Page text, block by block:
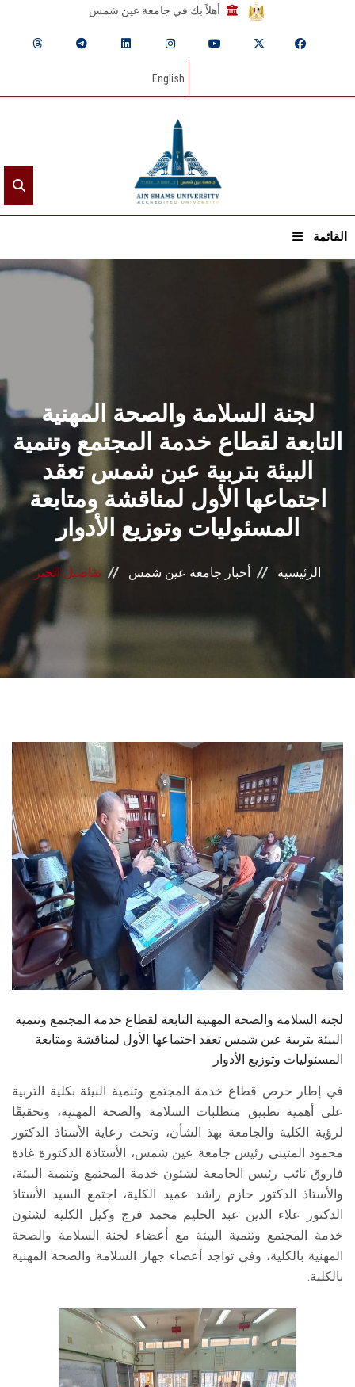
أهلاً بك في جامعة عين شمس
English
القائمة
الشئون الأكاديمية
البحث العلمي
الرعاية الصحية
المراكز والوحدات
الأنظمة الذكية
الإعلام
تواصل معنا
هيئة التدريس
الدراسات العليا
الخريجين
الموظفون
الزائـرون
سجل الان
لجنة السلامة والصحة المهنية
التابعة لقطاع خدمة المجتمع وتنمية
البيئة بتربية عين شمس تعقد
اجتماعها الأول لمناقشة ومتابعة
المسئوليات وتوزيع الأدوار
الرئيسية أخبار جامعة عين شمس تفاصيل الخبر
لجنة السلامة والصحة المهنية التابعة لقطاع خدمة المجتمع وتنمية
البيئة بتربية عين شمس تعقد اجتماعها الأول لمناقشة ومتابعة
المسئوليات وتوزيع الأدوار
في إطار حرص قطاع خدمة المجتمع وتنمية البيئة بكلية التربية
على أهمية تطبيق متطلبات السلامة والصحة المهنية، وتحقيقًا
لرؤية الكلية والجامعة بهذ الشأن، وتحت رعاية الأستاذ الدكتور
محمود المتيني رئيس جامعة عين شمس، الأستاذة الدكتورة غادة
فاروق نائب رئيس الجامعة لشئون خدمة المجتمع وتنمية البيئة،
والأستاذ الدكتور حازم راشد عميد الكلية، اجتمع السيد الأستاذ
الدكتور علاء الدين عبد الحليم محمد فرج وكيل الكلية لشئون
خدمة المجتمع وتنمية البيئة مع أعضاء لجنة السلامة والصحة
المهنية بالكلية، وفي تواجد أعضاء جهاز السلامة والصحة المهنية
بالكلية.